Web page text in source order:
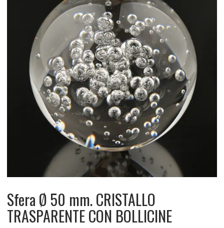
Sfera Ø 50 mm. CRISTALLO
TRASPARENTE CON BOLLICINE